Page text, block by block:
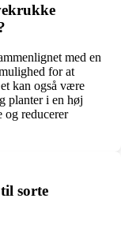
med en
for at
kan også være
planter i en høj
og reducerer
sorte